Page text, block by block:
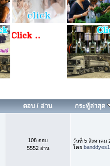
ตอบ / อ่าน กระทู้ล่าสุด
108 ตอบ
5552 อ่าน
วันที่ 5 สิงหาคม
โดย banddyes1